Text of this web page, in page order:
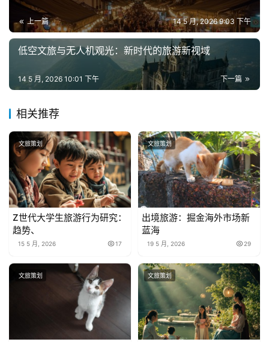
上一篇 14 5 月, 2026 9:03 下午
低空文旅与无人机观光：新时代的旅游新视域
下一篇
14 5 月, 2026 10:01 下午
相关推荐
文旅策划
Z世代大学生旅游行为研究：
趋势、
15 5 月, 2026 17
文旅策划
出境旅游：掘金海外市场新
蓝海
19 5 月, 2026 29
文旅策划 文旅策划